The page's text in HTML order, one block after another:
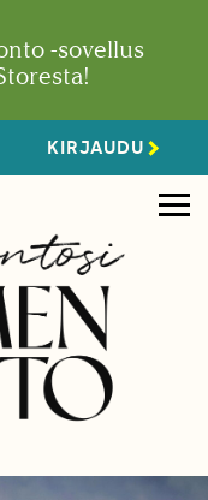
-sovellus
KIRJAUDU